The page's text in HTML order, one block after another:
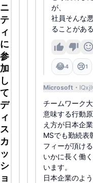
ニ
テ
ィ
に
参
加
し
て
デ
ィ
ス
カ
ッ
シ
ョ
が、
社員そんな
ることがあ
😂4 😢1
Microsoft
チームワーク
意味する行動
え方が日本企
MSでも勤続表
フィーが頂け
いかに長く働
います。
日本企業のよ